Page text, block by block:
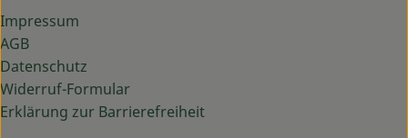
Impressum
AGB
Datenschutz
Widerruf-Formular
Erklärung zur Barrierefreiheit